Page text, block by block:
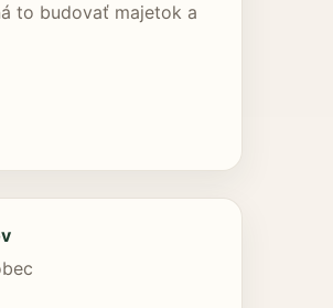
to budovať majetok a